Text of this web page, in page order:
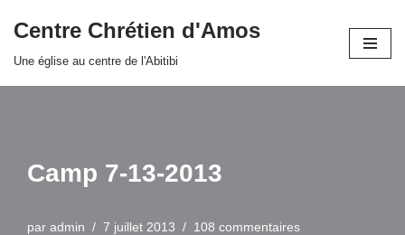
Centre Chrétien d'Amos
Une église au centre de l'Abitibi
Camp 7-13-2013
par admin 7 juillet 2013 108 commentaires